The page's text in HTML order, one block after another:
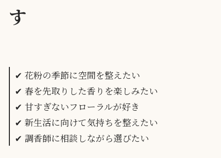
す
✔ 花粉の季節に空間を整えたい
✔ 春を先取りした香りを楽しみたい
✔ 甘すぎないフローラルが好き
✔ 新生活に向けて気持ちを整えたい
✔ 調香師に相談しながら選びたい